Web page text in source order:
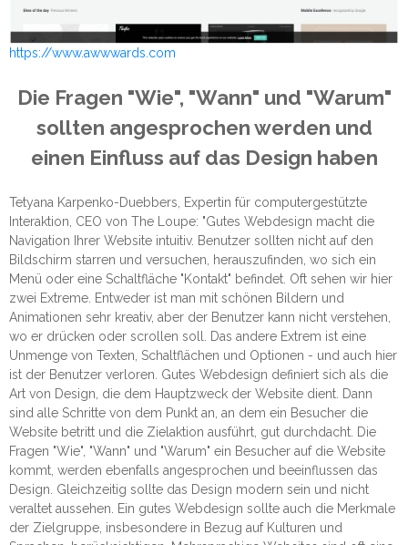
https://www.awwwards.com
Die Fragen "Wie", "Wann" und "Warum"
sollten angesprochen werden und
einen Einfluss auf das Design haben
Tetyana Karpenko-Duebbers, Expertin für computergestützte
Interaktion, CEO von The Loupe: "Gutes Webdesign macht die
Navigation Ihrer Website intuitiv. Benutzer sollten nicht auf den
Bildschirm starren und versuchen, herauszufinden, wo sich ein
Menü oder eine Schaltfläche "Kontakt" befindet. Oft sehen wir hier
zwei Extreme. Entweder ist man mit schönen Bildern und
Animationen sehr kreativ, aber der Benutzer kann nicht verstehen,
wo er drücken oder scrollen soll. Das andere Extrem ist eine
Unmenge von Texten, Schaltflächen und Optionen - und auch hier
ist der Benutzer verloren. Gutes Webdesign definiert sich als die
Art von Design, die dem Hauptzweck der Website dient. Dann
sind alle Schritte von dem Punkt an, an dem ein Besucher die
Website betritt und die Zielaktion ausführt, gut durchdacht. Die
Fragen "Wie", "Wann" und "Warum" ein Besucher auf die Website
kommt, werden ebenfalls angesprochen und beeinflussen das
Design. Gleichzeitig sollte das Design modern sein und nicht
veraltet aussehen. Ein gutes Webdesign sollte auch die Merkmale
der Zielgruppe, insbesondere in Bezug auf Kulturen und